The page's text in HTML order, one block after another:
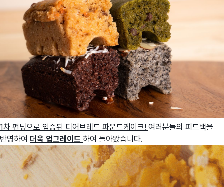
1차 펀딩으로 입증된 디어브레드 파운드케이크! 여러분들의 피드백을
반영하여 더욱 업그레이드 하여 돌아왔습니다.